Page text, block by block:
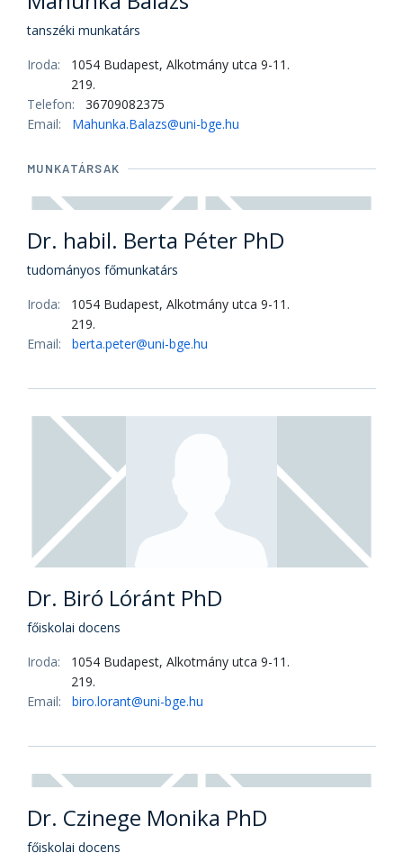
Mahunka Balázs
tanszéki munkatárs
Iroda: 1054 Budapest, Alkotmány utca 9-11.
Telefon: 36709082375
Email:
Mahunka.Balazs@uni-bge.hu
MUNKATÁRSAK
Dr. habil. Berta Péter PhD
tudományos főmunkatárs
219.
Email: berta.peter@uni-bge.hu